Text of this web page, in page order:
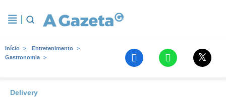
Início
Entretenimento
Gastronomia
Delivery